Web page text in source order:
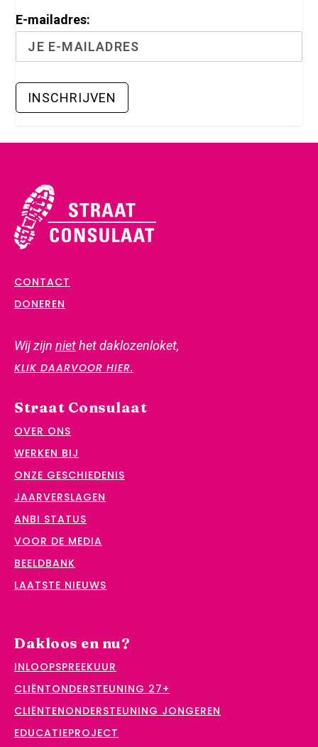
E-mailadres:
CONTACT
DONEREN
Wij zijn niethet daklozenloket,
KLIK DAARVOOR HIER.
Straat Consulaat
OVER ONS
WERKEN BIJ
ONZE GESCHIEDENIS
JAARVERSLAGEN
ANBI STATUS
VOOR DE MEDIA
BEELDBANK
LAATSTE NIEUWS
Dakloos en nu?
INLOOPSPREEKUUR
CLIËNTONDERSTEUNING 27+
CLIËNTENONDERSTEUNING JONGEREN
EDUCATIEPROJECT